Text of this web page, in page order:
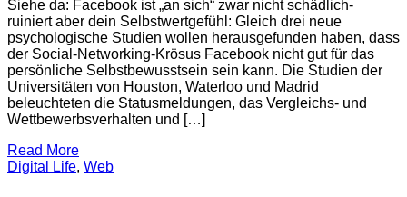
Siehe da: Facebook ist „an sich“ zwar nicht schädlich-
ruiniert aber dein Selbstwertgefühl: Gleich drei neue
psychologische Studien wollen herausgefunden haben, dass
der Social-Networking-Krösus Facebook nicht gut für das
persönliche Selbstbewusstsein sein kann. Die Studien der
Universitäten von Houston, Waterloo und Madrid
beleuchteten die Statusmeldungen, das Vergleichs- und
Wettbewerbsverhalten und […]
Read More
Digital Life, Web